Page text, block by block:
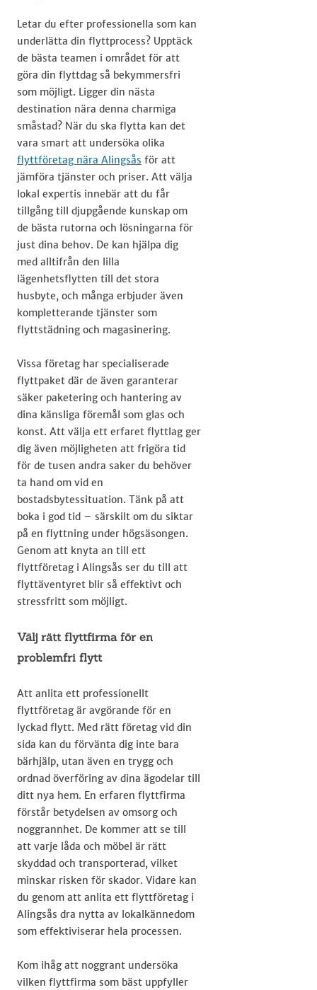
Letar du efter professionella som kan
underlätta din flyttprocess? Upptäck
de bästa teamen i området för att
göra din flyttdag så bekymmersfri
som möjligt. Ligger din nästa
destination nära denna charmiga
småstad? När du ska flytta kan det
vara smart att undersöka olika
flyttföretag nära Alingsås för att
jämföra tjänster och priser. Att välja
lokal expertis innebär att du får
tillgång till djupgående kunskap om
de bästa rutorna och lösningarna för
just dina behov. De kan hjälpa dig
med alltifrån den lilla
lägenhetsflytten till det stora
husbyte, och många erbjuder även
kompletterande tjänster som
flyttstädning och magasinering.
Vissa företag har specialiserade
flyttpaket där de även garanterar
säker paketering och hantering av
dina känsliga föremål som glas och
konst. Att välja ett erfaret flyttlag ger
dig även möjligheten att frigöra tid
för de tusen andra saker du behöver
ta hand om vid en
bostadsbytessituation. Tänk på att
boka i god tid – särskilt om du siktar
på en flyttning under högsäsongen.
Genom att knyta an till ett
flyttföretag i Alingsås ser du till att
flyttäventyret blir så effektivt och
stressfritt som möjligt.
Välj rätt flyttfirma för en
problemfri flytt
Att anlita ett professionellt
flyttföretag är avgörande för en
lyckad flytt. Med rätt företag vid din
sida kan du förvänta dig inte bara
bärhjälp, utan även en trygg och
ordnad överföring av dina ägodelar till
ditt nya hem. En erfaren flyttfirma
förstår betydelsen av omsorg och
noggrannhet. De kommer att se till
att varje låda och möbel är rätt
skyddad och transporterad, vilket
minskar risken för skador. Vidare kan
du genom att anlita ett flyttföretag i
Alingsås dra nytta av lokalkännedom
som effektiviserar hela processen.
Kom ihåg att noggrant undersöka
vilken flyttfirma som bäst uppfyller